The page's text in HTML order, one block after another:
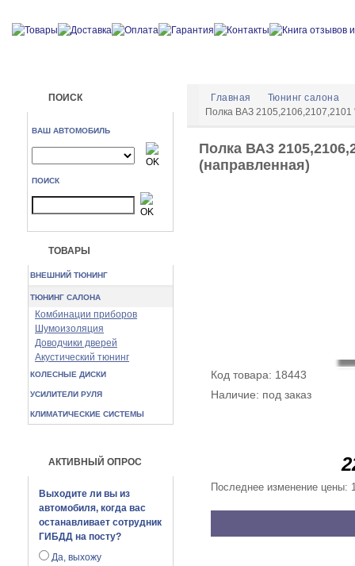
ПОИСК
ВАШ АВТОМОБИЛЬ
ПОИСК
ТОВАРЫ
ВНЕШНИЙ ТЮНИНГ
ТЮНИНГ САЛОНА
Комбинации приборов
Шумоизоляция
Доводчики дверей
Акустический тюнинг
КОЛЕСНЫЕ ДИСКИ
УСИЛИТЕЛИ РУЛЯ
КЛИМАТИЧЕСКИЕ СИСТЕМЫ
АКТИВНЫЙ ОПРОС
Выходите ли вы из
автомобиля, когда вас
останавливает сотрудник
ГИБДД на посту?
Да, выхожу
Главная
Тюнинг салона
Полка ВАЗ 2105,2106,2107,2101
Полка ВАЗ
(направленная)
Код товара: 18443
Наличие: под заказ
Последнее изменение цены: